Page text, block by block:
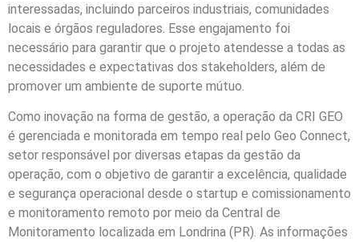
interessadas, incluindo parceiros industriais, comunidades
locais e órgãos reguladores. Esse engajamento foi
necessário para garantir que o projeto atendesse a todas as
necessidades e expectativas dos stakeholders, além de
promover um ambiente de suporte mútuo.
Como inovação na forma de gestão, a operação da CRI GEO
é gerenciada e monitorada em tempo real pelo Geo Connect,
setor responsável por diversas etapas da gestão da
operação, com o objetivo de garantir a excelência, qualidade
e segurança operacional desde o startup e comissionamento
e monitoramento remoto por meio da Central de
Monitoramento localizada em Londrina (PR). As informações